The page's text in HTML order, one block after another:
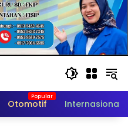
Otomotif Internasional